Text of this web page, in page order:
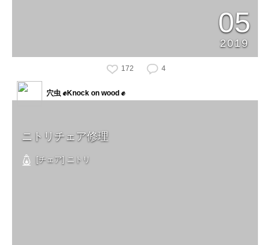
05
2019
172 4
ニトリチェア修理
[チェア] ニトリ
穴虫 ✊Knock on wood ✊